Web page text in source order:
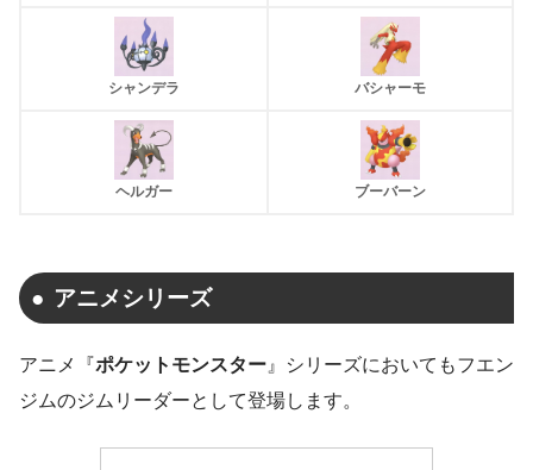
シャンデラ バシャーモ
ヘルガー ブーバーン
アニメシリーズ
アニメ『ポケットモンスター 』シリーズにおいてもフエン
ジムのジムリーダーとして登場します。